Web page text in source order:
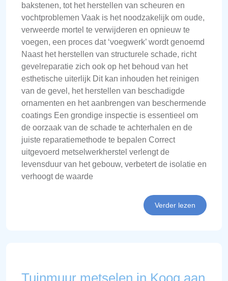
bakstenen, tot het herstellen van scheuren en
vochtproblemen Vaak is het noodzakelijk om oude,
verweerde mortel te verwijderen en opnieuw te
voegen, een proces dat ‘voegwerk’ wordt genoemd
Naast het herstellen van structurele schade, richt
gevelreparatie zich ook op het behoud van het
esthetische uiterlijk Dit kan inhouden het reinigen
van de gevel, het herstellen van beschadigde
ornamenten en het aanbrengen van beschermende
coatings Een grondige inspectie is essentieel om
de oorzaak van de schade te achterhalen en de
juiste reparatiemethode te bepalen Correct
uitgevoerd metselwerkherstel verlengt de
levensduur van het gebouw, verbetert de isolatie en
verhoogt de waarde
Verder lezen
Tuinmuur metselen in Koog aan